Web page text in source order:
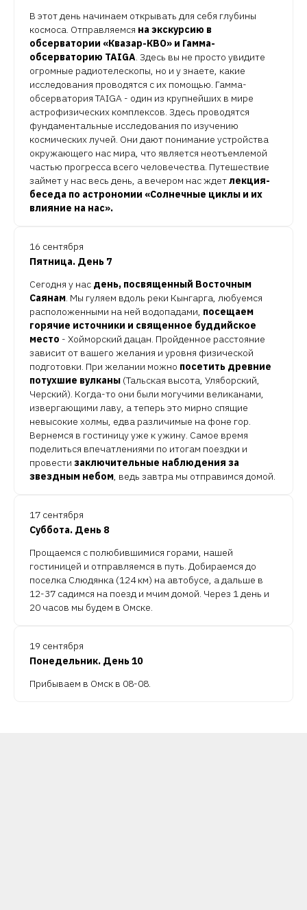
В этот день начинаем открывать для себя глубины
космоса. Отправляемся на экскурсию в
обсерватории «Квазар-КВО» и Гамма-
обсерваторию TAIGA. Здесь вы не просто увидите
огромные радиотелескопы, но и у знаете, какие
исследования проводятся с их помощью. Гамма-
обсерватория TAIGA - один из крупнейших в мире
астрофизических комплексов. Здесь проводятся
фундаментальные исследования по изучению
космических лучей. Они дают понимание устройства
окружающего нас мира, что является неотъемлемой
частью прогресса всего человечества. Путешествие
займет у нас весь день, а вечером нас ждетлекция-
беседа по астрономии «Солнечные циклы и их
влияние на нас».
16 сентября
Пятница. День 7
Сегодня у нас день, посвященный Восточным
Саянам. Мы гуляем вдоль реки Кынгарга, любуемся
расположенными на ней водопадами, посещаем
горячие источники и священное буддийское
место - Хойморский дацан. Пройденное расстояние
зависит от вашего желания и уровня физической
подготовки. При желании можно посетить древние
потухшие вулканы (Тальская высота, Уляборский,
Черский). Когда-то они были могучими великанами,
извергающими лаву, а теперь это мирно спящие
невысокие холмы, едва различимые на фоне гор.
Вернемся в гостиницу уже к ужину. Самое время
поделиться впечатлениями по итогам поездки и
провести заключительные наблюдения за
звездным небом, ведь завтра мы отправимся домой.
17 сентября
Суббота. День 8
Прощаемся с полюбившимися горами, нашей
гостиницей и отправляемся в путь. Добираемся до
поселка Слюдянка (124 км) на автобусе, а дальше в
12-37 садимся на поезд и мчим домой. Через 1 день и
20 часов мы будем в Омске.
19 сентября
Понедельник. День 10
Прибываем в Омск в 08-08.